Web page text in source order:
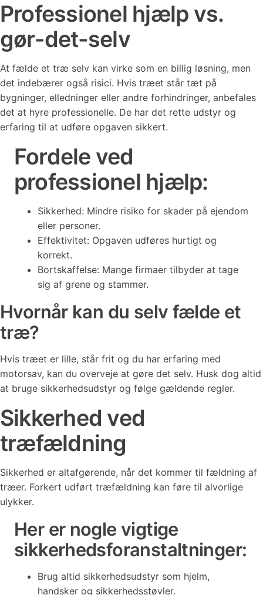
Professionel hjælp vs.
gør-det-selv
At fælde et træ selv kan virke som en billig løsning, men
det indebærer også risici. Hvis træet står tæt på
bygninger, elledninger eller andre forhindringer, anbefales
det at hyre professionelle. De har det rette udstyr og
erfaring til at udføre opgaven sikkert.
Fordele ved
professionel hjælp:
Sikkerhed: Mindre risiko for skader på ejendom
eller personer.
Effektivitet: Opgaven udføres hurtigt og
korrekt.
Bortskaffelse: Mange firmaer tilbyder at tage
sig af grene og stammer.
Hvornår kan du selv fælde et
træ?
Hvis træet er lille, står frit og du har erfaring med
motorsav, kan du overveje at gøre det selv. Husk dog altid
at bruge sikkerhedsudstyr og følge gældende regler.
Sikkerhed ved
træfældning
Sikkerhed er altafgørende, når det kommer til fældning af
træer. Forkert udført træfældning kan føre til alvorlige
ulykker.
Her er nogle vigtige
sikkerhedsforanstaltninger:
Brug altid sikkerhedsudstyr som hjelm,
handsker og sikkerhedsstøvler.